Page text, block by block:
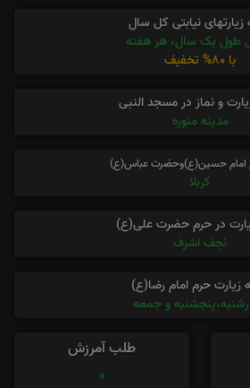
زیارتهای نیابتی کل سال
طول یک سال، هر هفته
با 80% تخفیف
و نماز در مسجد النبی
مدینه منوره
امام حسین(ع)وحضرت عباس(ع)
کربلا
در حرم حضرت علی(ع)
نجف اشرف
زیارت حرم امام رضا(ع)
و جمعه
طلب آمرزش
0